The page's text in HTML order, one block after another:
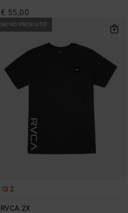
€ 55,00
NOVO PRODUTO
2
RVCA 2X